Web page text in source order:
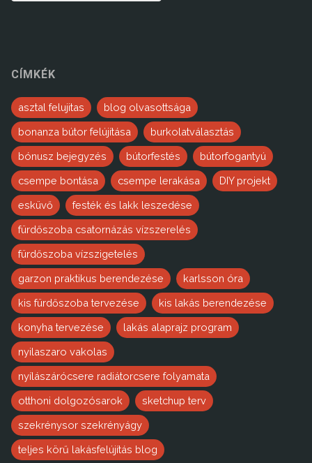
CÍMKÉK
asztal felujitas blog olvasottsága
bonanza bútor felújítása burkolatválasztás
bónusz bejegyzés bútorfestés bútorfogantyú
csempe bontása csempe lerakása DIY projekt
esküvő festék és lakk leszedése
fürdőszoba csatornázás vízszerelés
fürdőszoba vízszigetelés
garzon praktikus berendezése karlsson óra
kis fürdőszoba tervezése kis lakás berendezése
konyha tervezése lakás alaprajz program
nyilaszaro vakolas
nyílászárócsere radiátorcsere folyamata
otthoni dolgozósarok sketchup terv
szekrénysor szekrényágy
teljes körű lakásfelújítás blog